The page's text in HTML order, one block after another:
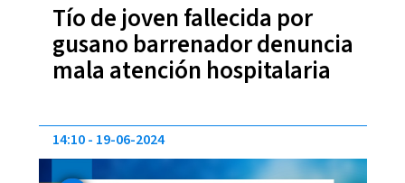
Tío de joven fallecida por
gusano barrenador denuncia
mala atención hospitalaria
14:10 19-06-2024